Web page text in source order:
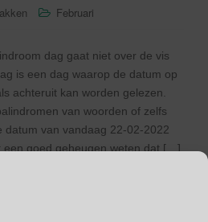
Februari
dag gaat niet over de vis
is een dag waarop de datum op
achteruit kan worden gelezen.
van woorden of zelfs
datum van vandaag 22-02-2022
een goed geheugen weten dat […]